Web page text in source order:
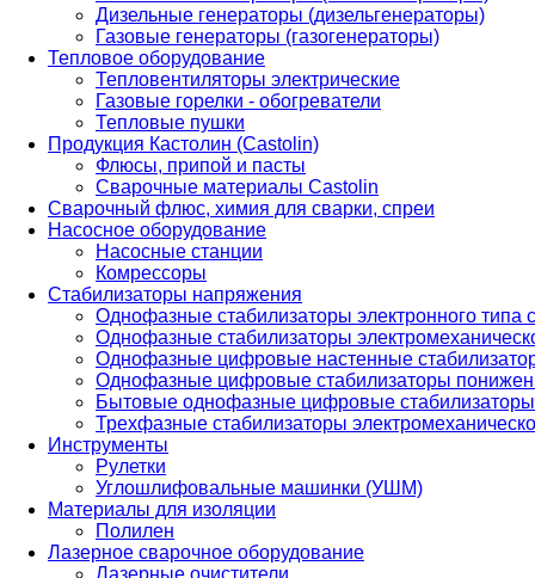
Дизельные генераторы (дизельгенераторы)
Газовые генераторы (газогенераторы)
Тепловое оборудование
Тепловентиляторы электрические
Газовые горелки - обогреватели
Тепловые пушки
Продукция Кастолин (Castolin)
Флюсы, припой и пасты
Сварочные материалы Castolin
Сварочный флюс, химия для сварки, спреи
Насосное оборудование
Насосные станции
Комрессоры
Стабилизаторы напряжения
Однофазные стабилизаторы электронного
Однофазные стабилизаторы
Однофазные цифровые настенные
Однофазные цифровые стабилизаторы
Бытовые однофазные цифровые стабилизаторы
Трехфазные стабилизаторы
Инструменты
Рулетки
Углошлифовальные машинки (УШМ)
Материалы для изоляции
Полилен
Лазерное сварочное оборудование
Лазерные очистители